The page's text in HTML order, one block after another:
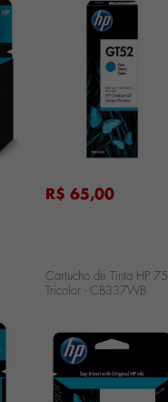
5822 Ciano - GT52
R$ 65,00
Cartucho de Tinta HP 75
Tricolor - CB337WB